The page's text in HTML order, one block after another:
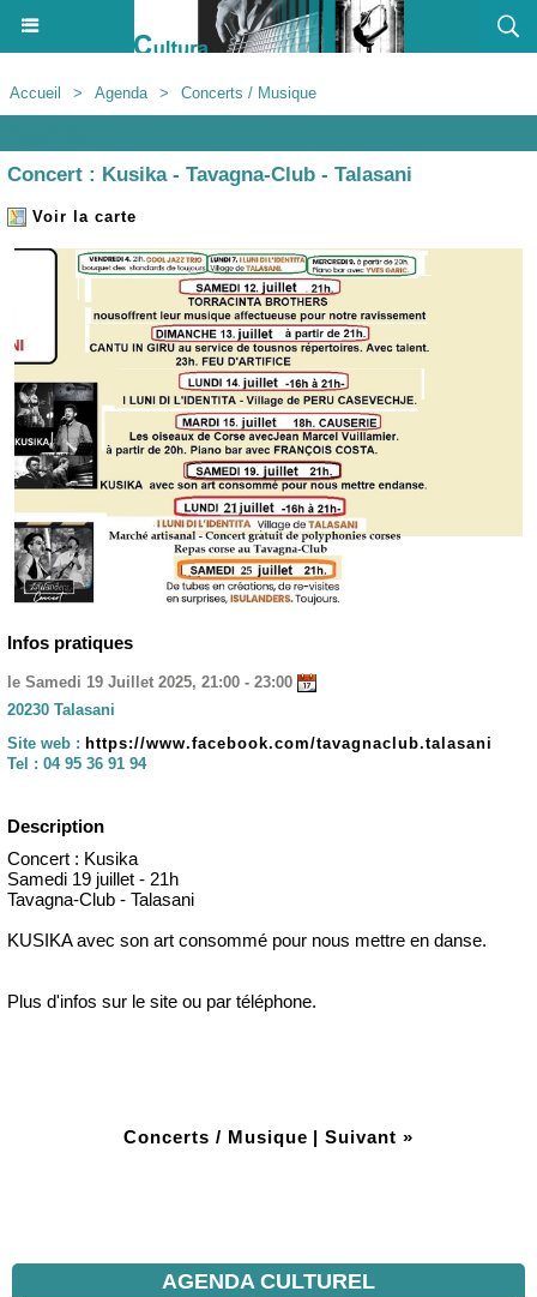
Accueil > Agenda > Concerts / Musique
Concert : Kusika - Tavagna-Club - Talasani
Voir la carte
Infos pratiques
le Samedi 19 Juillet 2025, 21:00 - 23:00
20230 Talasani
Site web : https://www.facebook.com/tavagnaclub.talasani
Tel : 04 95 36 91 94
Description
Concert : Kusika
Samedi 19 juillet - 21h
Tavagna-Club - Talasani
KUSIKA avec son art consommé pour nous mettre en danse.
Plus d'infos sur le site ou par téléphone.
Concerts / Musique | Suivant »
AGENDA CULTUREL